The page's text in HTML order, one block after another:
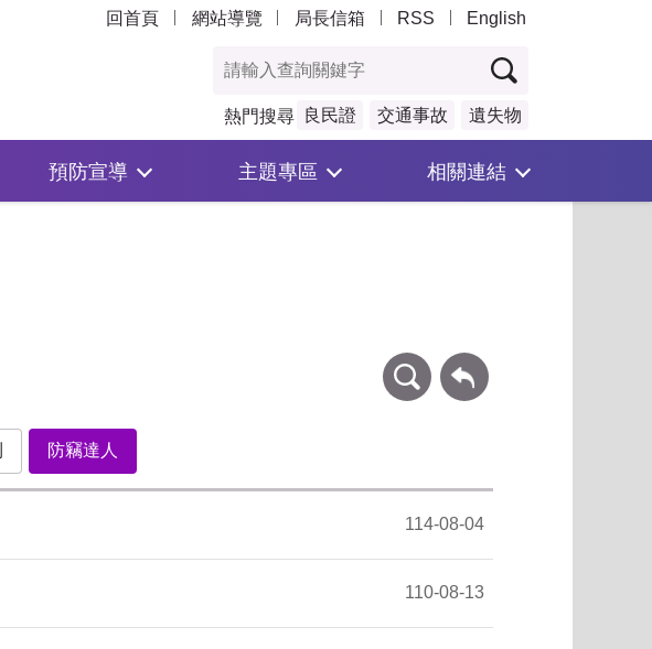
回首頁 網站導覽 局長信箱 RSS English
熱門搜尋 良民證 交通事故 遺失物
預防宣導 主題專區 相關連結
條件查詢 回上一頁
防竊達人
114-08-04
110-08-13